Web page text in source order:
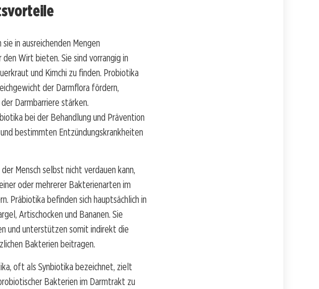
in ausreichenden Mengen
Wirt bieten. Sie sind vorrangig in
und Kimchi zu finden. Probiotika
der Darmflora fördern,
Darmbarriere stärken.
bei der Behandlung und Prävention
bestimmten Entzündungskrankheiten
Mensch selbst nicht verdauen kann,
oder mehrerer Bakterienarten im
Präbiotika befinden sich hauptsächlich in
Artischocken und Bananen. Sie
und unterstützen somit indirekt die
Bakterien beitragen.
oft als Synbiotika bezeichnet, zielt
Bakterien im Darmtrakt zu